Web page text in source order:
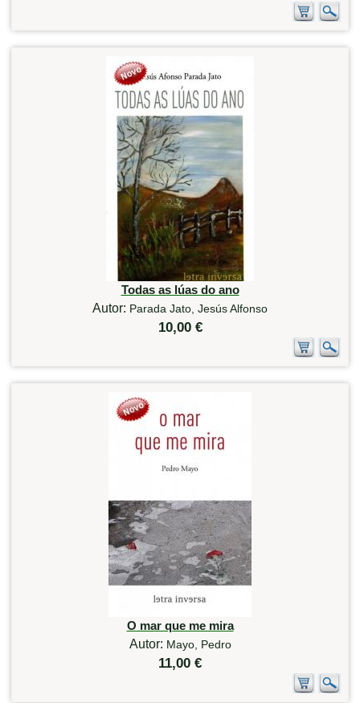
Todas as lúas do ano
Autor: Parada Jato, Jesús Alfonso
10,00 €
O mar que me mira
Autor: Mayo, Pedro
11,00 €